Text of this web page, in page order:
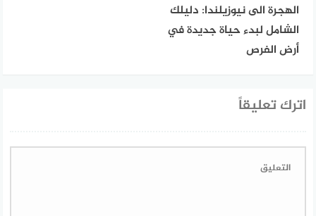
الهجرة الى نيوزيلندا: دليلك
الشامل لبدء حياة جديدة في
أرض الفرص
اترك تعليقاً